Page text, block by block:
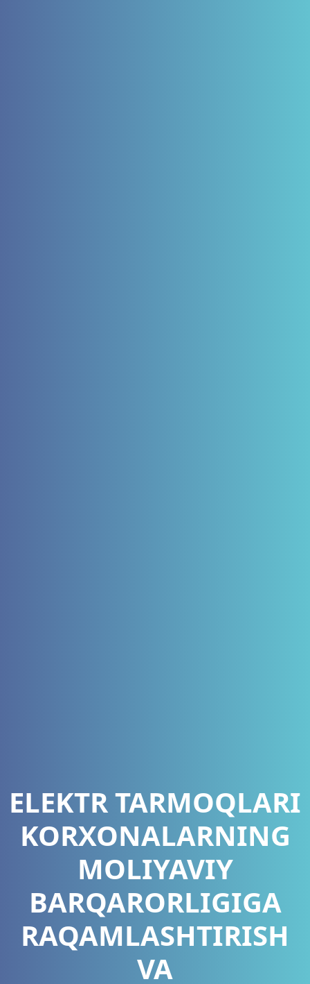
ELEKTR TARMOQLARI
KORXONALARNING
MOLIYAVIY
BARQARORLIGIGA
RAQAMLASHTIRISH
VA